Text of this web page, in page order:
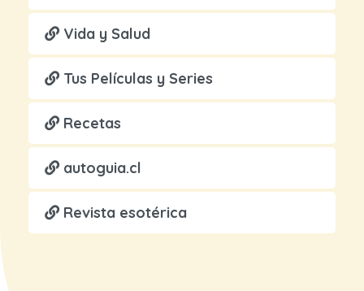
Vida y Salud
Tus Películas y Series
Recetas
autoguia.cl
Revista esotérica